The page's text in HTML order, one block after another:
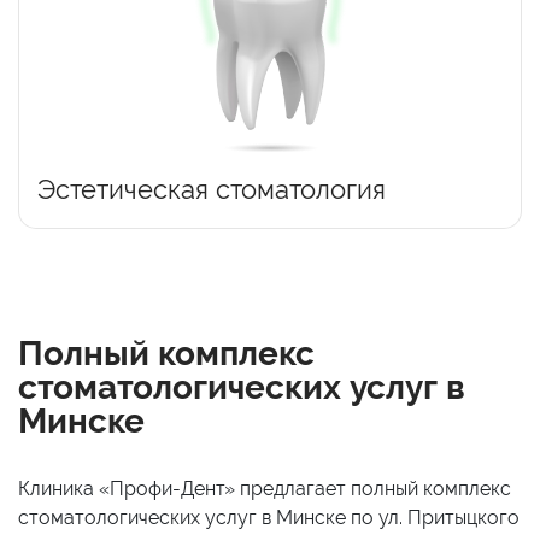
Полный комплекс
стоматологических услуг в
Минске
Клиника «Профи-Дент» предлагает полный комплекс
стоматологических услуг в Минске по ул. Притыцкого
Эстетическая стоматология